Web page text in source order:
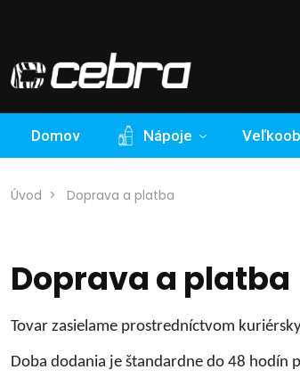
Domov Nápoje
Úvod Doprava a platba
Doprava a platba
Tovar zasielame prostredníctvom
Doba dodania je štandardne do 48 hodín